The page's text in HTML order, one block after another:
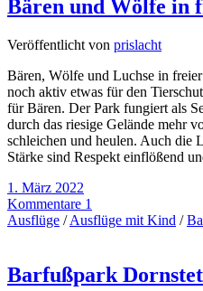
Bären und Wölfe in
Veröffentlicht von prislacht
Bären, Wölfe und Luchse in
noch aktiv etwas für den
für Bären. Der Park fungiert als
durch das riesige Gelände mehr
schleichen und heulen. Auch die
Stärke sind Respekt einflößend
1. März 2022
Kommentare 1
Ausflüge /Ausflüge mit Kind /
Barfußpark